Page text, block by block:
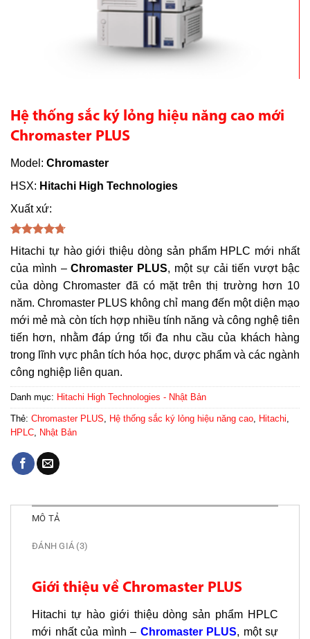
Hệ thống sắc ký lỏng hiệu năng cao mới
Chromaster PLUS
Model: Chromaster
HSX: Hitachi High Technologies
Xuất xứ:
4.67
trên
5 dựa trên
3
đánh giá
Hitachi tự hào giới thiệu dòng sản phẩm HPLC mới nhất
của mình –Chromaster PLUS, một sự cải tiến vượt bậc
của dòng Chromaster đã có mặt trên thị trường hơn 10
năm. Chromaster PLUS không chỉ mang đến một diện mạo
mới mẻ mà còn tích hợp nhiều tính năng và công nghệ tiên
tiến hơn, nhằm đáp ứng tối đa nhu cầu của khách hàng
trong lĩnh vực phân tích hóa học, dược phẩm và các ngành
công nghiệp liên quan.
Danh mục: Hitachi High Technologies - Nhật Bản
Thẻ: Chromaster PLUS, Hệ thống sắc ký lỏng hiệu năng cao, Hitachi,
HPLC, Nhật Bản
MÔ TẢ
ĐÁNH GIÁ (3)
Giới thiệu về Chromaster PLUS
Hitachi tự hào giới thiệu dòng sản phẩm HPLC
mới nhất của mình – Chromaster PLUS, một sự